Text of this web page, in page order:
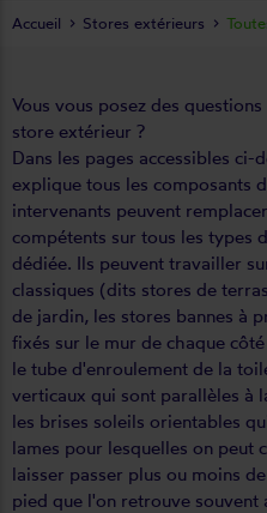
Vous vous posez des
store extérieur ?
Dans les pages accessibles ci-
explique tous les composants
intervenants peuvent
compétents sur tous les types
dédiée. Ils peuvent travailler
classiques (dits stores de
de jardin, les stores bannes à
fixés sur le mur de chaque
le tube d'enroulement de la
verticaux qui sont parallèles à
les brises soleils orientables
lames pour lesquelles on peut
laisser passer plus ou moins
pied que l'on retrouve souvent
Accueil Stores extérieurs